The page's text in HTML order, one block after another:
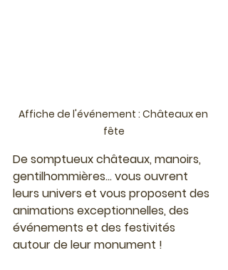
Affiche de l'événement : Châteaux en
fête
De somptueux châteaux, manoirs,
gentilhommières... vous ouvrent
leurs univers et vous proposent des
animations exceptionnelles, des
événements et des festivités
autour de leur monument !